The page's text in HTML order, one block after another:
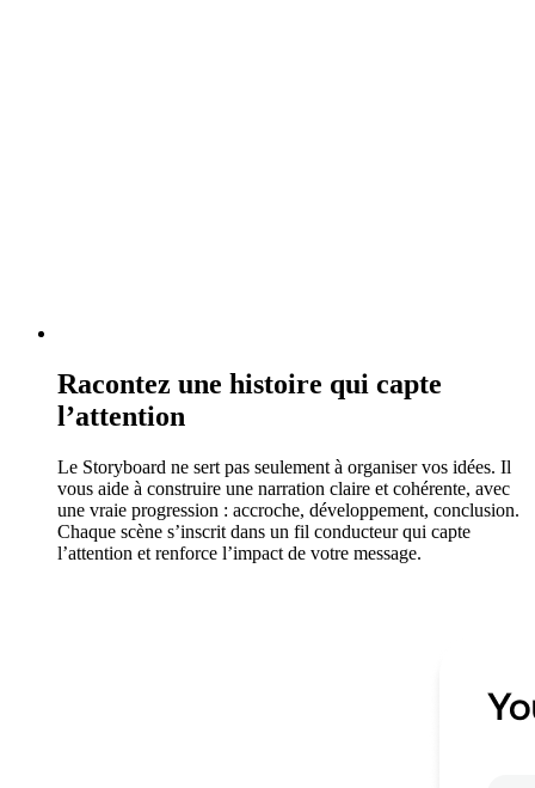
Racontez une histoire qui capte
l’attention
Le Storyboard ne sert pas seulement à organiser vos idées. Il
vous aide à construire une narration claire et cohérente, avec
une vraie progression : accroche, développement, conclusion.
Chaque scène s’inscrit dans un fil conducteur qui capte
l’attention et renforce l’impact de votre message.